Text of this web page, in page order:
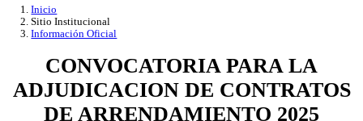
Subdirección de Investigacion
Subdirección de Docencia
Planes y Programas de Estudio
Dirección Administrativa
Inicio
Información de trámites
Directorio